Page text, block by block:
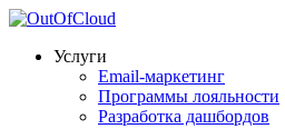
Услуги
Email-маркетинг
Программы лояльности
Разработка дашбордов